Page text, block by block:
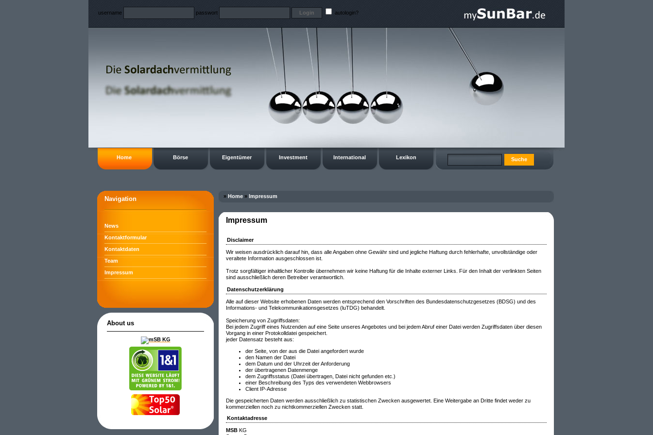
username passwort autologin?
Home Börse Eigentümer Investment International Lexikon
Navigation
News
Kontaktformular
Kontaktdaten
Team
Impressum
About us
» Home » Impressum
Impressum
Disclaimer
Wir weisen ausdrücklich darauf hin, dass alle Angaben ohne Gewähr sind und jegliche Haftung durch fehlerhafte, unvollständige oder
veraltete Information ausgeschlossen ist.
Trotz sorgfältiger inhaltlicher Kontrolle übernehmen wir keine Haftung für die Inhalte externer Links. Für den Inhalt der verlinkten Seiten
sind ausschließlich deren Betreiber verantwortlich.
Datenschutzerklärung
Alle auf dieser Website erhobenen Daten werden entsprechend den Vorschriften des Bundesdatenschutzgesetzes (BDSG) und des
Informations- und Telekommunikationsgesetzes (luTDG) behandelt.
Speicherung von Zugriffsdaten:
Bei jedem Zugriff eines Nutzenden auf eine Seite unseres Angebotes und bei jedem Abruf einer Datei werden Zugriffsdaten über diesen
Vorgang in einer Protokolldatei gespeichert.
jeder Datensatz besteht aus:
der Seite, von der aus die Datei angefordert wurde
den Namen der Datei
dem Datum und der Uhrzeit der Anforderung
der übertragenen Datenmenge
dem Zugriffsstatus (Datei übertragen, Datei nicht gefunden etc.)
einer Beschreibung des Typs des verwendeten Webbrowsers
Client IP-Adresse
Die gespeicherten Daten werden ausschließlich zu statistischen Zwecken ausgewertet. Eine Weitergabe an Dritte findet weder zu
kommerziellen noch zu nichtkommerziellen Zwecken statt.
Kontaktadresse
MSB KG